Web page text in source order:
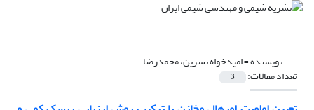
نویسنده =امیدخواه نسرین، محمدرضا
تعداد مقالات: 3